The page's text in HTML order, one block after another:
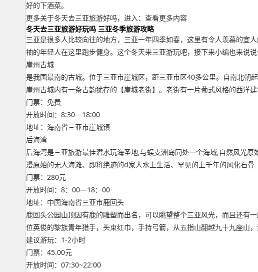
好的下酒菜。
更多关于冬天去三亚旅游好吗，进入：查看更多内容
冬天去三亚旅游好玩吗 三亚冬季旅游攻略
三亚是很多人比较向往的地方，三亚一年四季如春，这里有令人羡慕的宜
袖的年轻人在这里跑步健身。这个冬天来三亚游玩吧，接下来小编也来说
崖州古城
是我国最南的古城。位于三亚市崖城区，距三亚市区40多公里。自南北朝
崖州古城内有一条古韵犹存的【崖城老街】。老街有一片葡式风格的西洋
门票：免费
开放时间：8:30―18:00
地址：海南省三亚市崖城镇
后海湾
后海湾是三亚旅游最佳潜水玩海圣地,与蜈支洲岛同处一个海域,自然风光
漫原始的无人海滩、即将绝迹的d家人水上生活、罕见的上千年的风化石骨
门票：280元
开放时间：8：00―18：00
地址：中国海南省三亚市鹿回头
鹿回头公园山顶因有鹿的雕塑而出名，可以眺望整个三亚风光，而且还有
位英俊的黎族青年猎手，头束红巾，手持弓箭，从五指山翻越九十九座山
建议游玩：1-2小时
门票：45.00元
开放时间：07:30~22:00